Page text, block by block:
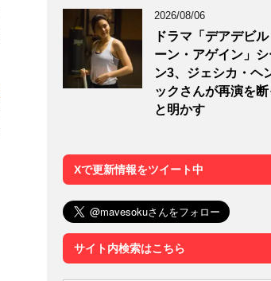
2026/08/06
ドラマ「デアデビ
ーン・アゲイン」
ン3、ジェシカ・ヘ
ックさんが再演を断
と明かす
Xで更新情報をツイート中
サイト内検索はこちら